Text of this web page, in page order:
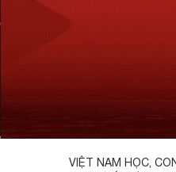
VIỆT NAM HỌC,